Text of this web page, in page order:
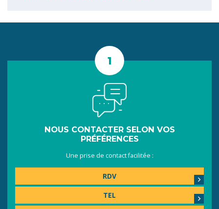
NOUS CONTACTER SELON VOS
PRÉFÉRENCES
Une prise de contact facilitée :
RDV
TEL